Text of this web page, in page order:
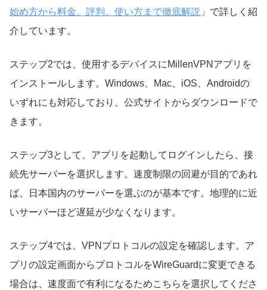
始め方から料金、評判、使い方まで徹底解説 」で詳しく紹
介しています。
ステップ2では、使用するデバイスにMillenVPNアプリを
インストールします。Windows、Mac、iOS、Androidの
いずれにも対応しており、公式サイトからダウンロードで
きます。
ステップ3として、アプリを起動してログインしたら、接
続先サーバーを選択します。速度制限の回避が目的であれ
ば、日本国内のサーバーを選ぶのが基本です。地理的に近
いサーバーほど遅延が少なくなります。
ステップ4では、VPNプロトコルの設定を確認します。ア
プリの設定画面からプロトコルをWireGuardに変更できる
場合は、速度面で有利になるためこちらを選択してくださ